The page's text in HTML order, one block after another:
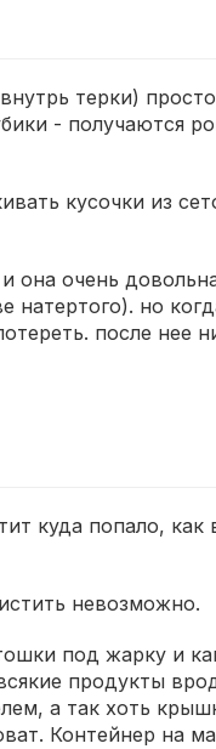
терки) просто
- получаются
кусочки из
она очень
натертого). но
после нее
куда попало, как
невозможно.
под жарку и
продукты
а так хоть
Контейнер на